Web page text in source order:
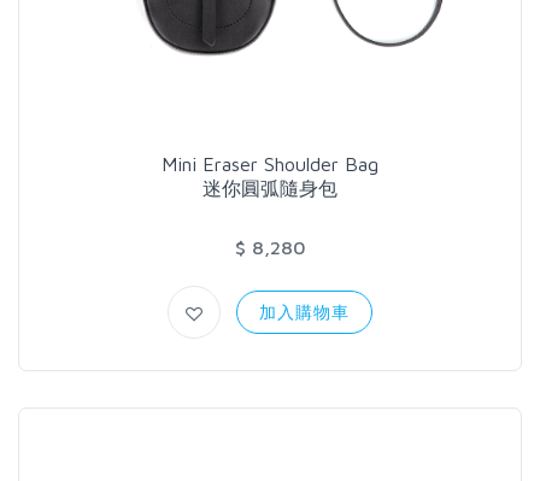
Mini Eraser Shoulder Bag
迷你圓弧隨身包
$ 8,280
加入購物車